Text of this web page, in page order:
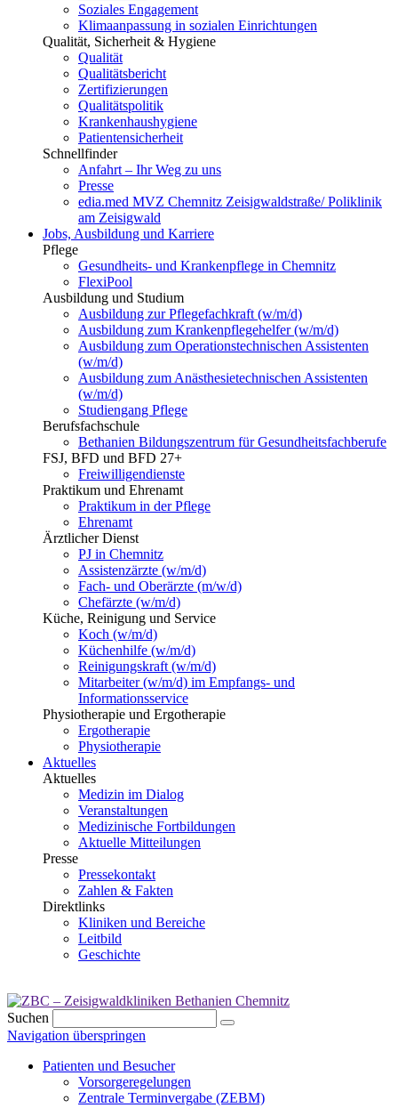
Soziales Engagement
Klimaanpassung in sozialen Einrichtungen
Qualität, Sicherheit & Hygiene
Qualität
Qualitätsbericht
Zertifizierungen
Qualitätspolitik
Krankenhaushygiene
Patientensicherheit
Schnellfinder
Anfahrt – Ihr Weg zu uns
Presse
edia.med MVZ Chemnitz Zeisigwaldstraße/ Poliklinik
am Zeisigwald
Jobs, Ausbildung und Karriere
Pflege
Gesundheits- und Krankenpflege in Chemnitz
FlexiPool
Ausbildung und Studium
Ausbildung zur Pflegefachkraft (w/m/d)
Ausbildung zum Krankenpflegehelfer (w/m/d)
Ausbildung zum Operationstechnischen Assistenten
(w/m/d)
Ausbildung zum Anästhesietechnischen Assistenten
(w/m/d)
Studiengang Pflege
Berufsfachschule
Bethanien Bildungszentrum für Gesundheitsfachberufe
FSJ, BFD und BFD 27+
Freiwilligendienste
Praktikum und Ehrenamt
Praktikum in der Pflege
Ehrenamt
Ärztlicher Dienst
PJ in Chemnitz
Assistenzärzte (w/m/d)
Fach- und Oberärzte (m/w/d)
Chefärzte (w/m/d)
Küche, Reinigung und Service
Koch (w/m/d)
Küchenhilfe (w/m/d)
Reinigungskraft (w/m/d)
Mitarbeiter (w/m/d) im Empfangs- und
Informationsservice
Physiotherapie und Ergotherapie
Ergotherapie
Physiotherapie
Aktuelles
Aktuelles
Medizin im Dialog
Veranstaltungen
Medizinische Fortbildungen
Aktuelle Mitteilungen
Presse
Pressekontakt
Zahlen & Fakten
Direktlinks
Kliniken und Bereiche
Leitbild
Geschichte
Suchen
Navigation überspringen
Patienten und Besucher
Vorsorgeregelungen
Zentrale Terminvergabe (ZEBM)